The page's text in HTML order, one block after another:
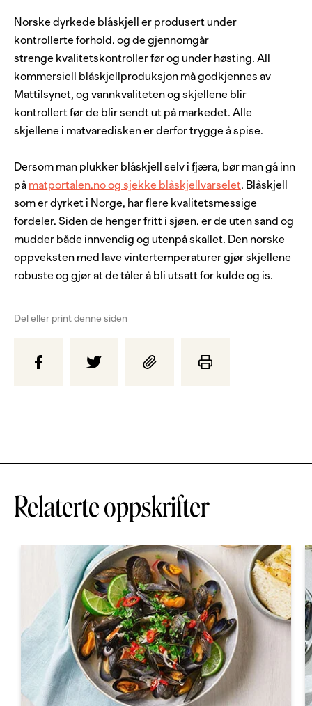
Norske dyrkede blåskjell er produsert under
kontrollerte forhold, og de gjennomgår
strenge kvalitetskontroller før og under høsting. All
kommersiell blåskjellproduksjon må godkjennes av
Mattilsynet, og vannkvaliteten og skjellene blir
kontrollert før de blir sendt ut på markedet. Alle
skjellene i matvaredisken er derfor trygge å spise.
Dersom man plukker blåskjell selv i fjæra, bør man gå inn
på matportalen.no og sjekke blåskjellvarselet. Blåskjell
som er dyrket i Norge, har flere kvalitetsmessige
fordeler. Siden de henger fritt i sjøen, er de uten sand og
mudder både innvendig og utenpå skallet. Den norske
oppveksten med lave vintertemperaturer gjør skjellene
robuste og gjør at de tåler å bli utsatt for kulde og is.
Del eller print denne siden
Relaterte oppskrifter